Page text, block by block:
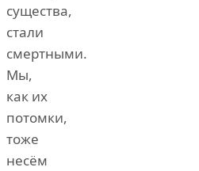
существа,
стали
смертными.
Мы,
как их
потомки,
тоже
несём